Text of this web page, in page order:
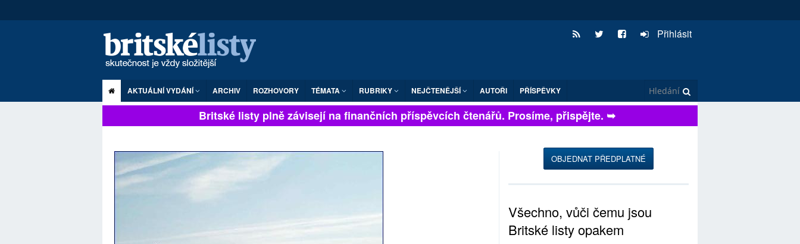
Přihlásit
AKTUÁLNÍ VYDÁNÍ ARCHIV ROZHOVORY TÉMATA RUBRIKY NEJČTENĚJŠÍ AUTOŘI PŘÍSPĚVKY
Britské listy plně závisejí na finančních příspěvcích čtenářů. Prosíme, přispějte. ➥
OBJEDNAT PŘEDPLATNÉ
Všechno, vůči čemu jsou
Britské listy opakem